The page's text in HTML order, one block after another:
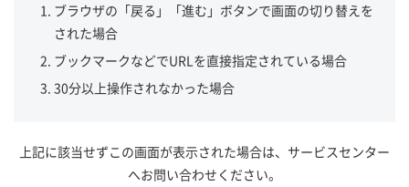
ブラウザの「戻る」「進む」ボタンで画面の切り替えを
された場合
ブックマークなどでURLを直接指定されている場合
30分以上操作されなかった場合
上記に該当せずこの画面が表示された場合は、サービスセンター
へお問い合わせください。